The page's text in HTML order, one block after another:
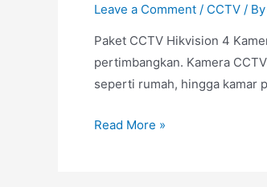
Leave a Comment / CCTV / By
Paket CCTV Hikvision 4
pertimbangkan. Kamera
seperti rumah, hingga kamar
Read More »